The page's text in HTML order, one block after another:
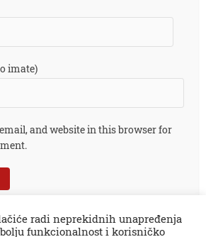
imate)
and website in this browser for
radi neprekidnih unapređenja
funkcionalnost i korisničko